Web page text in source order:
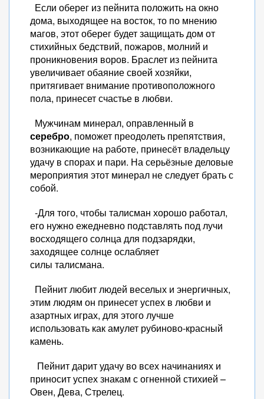
Если оберег из пейнита положить на окно
дома, выходящее на восток, то по мнению
магов, этот оберег будет защищать дом от
стихийных бедствий, пожаров, молний и
проникновения воров. Браслет из пейнита
увеличивает обаяние своей хозяйки,
притягивает внимание противоположного
пола, принесет счастье в любви.
Мужчинам минерал, оправленный в
серебро, поможет преодолеть препятствия,
возникающие на работе, принесёт владельцу
удачу в спорах и пари. На серьёзные деловые
мероприятия этот минерал не следует брать с
собой.
-Для того, чтобы талисман хорошо работал,
его нужно ежедневно подставлять под лучи
восходящего солнца для подзарядки,
заходящее солнце ослабляет
силы талисмана.
Пейнит любит людей веселых и энергичных,
этим людям он принесет успех в любви и
азартных играх, для этого лучше
использовать как амулет рубиново-красный
камень.
Пейнит дарит удачу во всех начинаниях и
приносит успех знакам с огненной стихией –
Овен, Дева, Стрелец.